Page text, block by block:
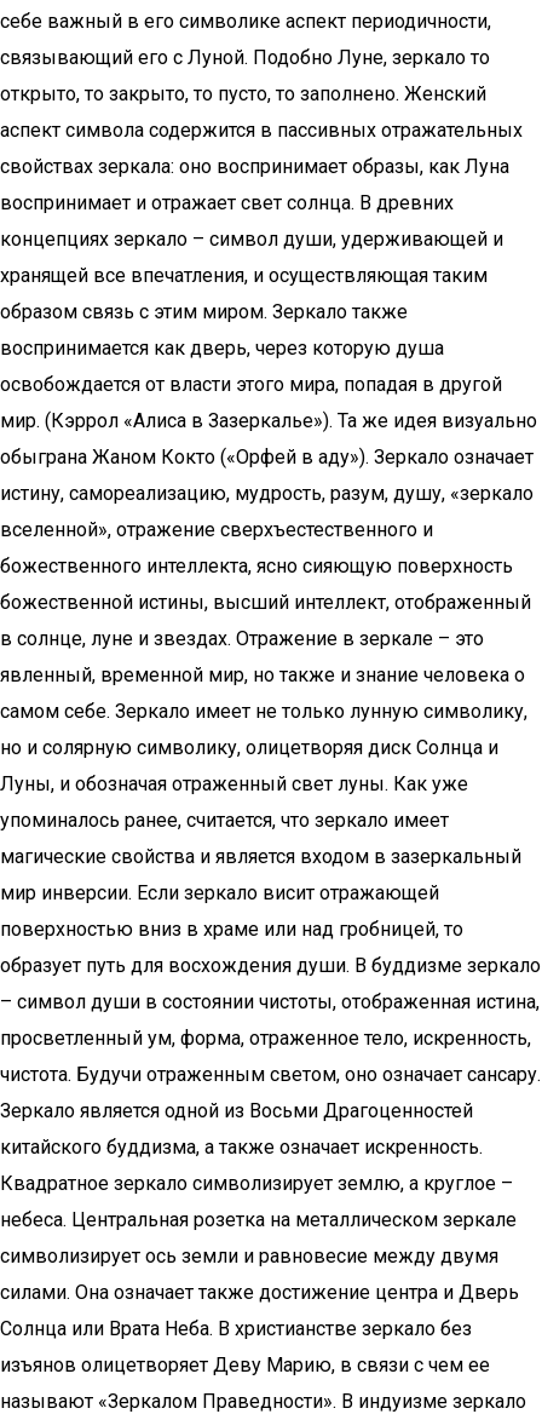
себе важный в его символике аспект периодичности,
связывающий его с Луной. Подобно Луне, зеркало то
открыто, то закрыто, то пусто, то заполнено. Женский
аспект символа содержится в пассивных отражательных
свойствах зеркала: оно воспринимает образы, как Луна
воспринимает и отражает свет солнца. В древних
концепциях зеркало – символ души, удерживающей и
хранящей все впечатления, и осуществляющая таким
образом связь с этим миром. Зеркало также
воспринимается как дверь, через которую душа
освобождается от власти этого мира, попадая в другой
мир. (Кэррол «Алиса в Зазеркалье»). Та же идея визуально
обыграна Жаном Кокто («Орфей в аду»). Зеркало означает
истину, самореализацию, мудрость, разум, душу, «зеркало
вселенной», отражение сверхъестественного и
божественного интеллекта, ясно сияющую поверхность
божественной истины, высший интеллект, отображенный
в солнце, луне и звездах. Отражение в зеркале – это
явленный, временной мир, но также и знание человека о
самом себе. Зеркало имеет не только лунную символику,
но и солярную символику, олицетворяя диск Солнца и
Луны, и обозначая отраженный свет луны. Как уже
упоминалось ранее, считается, что зеркало имеет
магические свойства и является входом в зазеркальный
мир инверсии. Если зеркало висит отражающей
поверхностью вниз в храме или над гробницей, то
образует путь для восхождения души. В буддизме зеркало
– символ души в состоянии чистоты, отображенная истина,
просветленный ум, форма, отраженное тело, искренность,
чистота. Будучи отраженным светом, оно означает сансару.
Зеркало является одной из Восьми Драгоценностей
китайского буддизма, а также означает искренность.
Квадратное зеркало символизирует землю, а круглое –
небеса. Центральная розетка на металлическом зеркале
символизирует ось земли и равновесие между двумя
силами. Она означает также достижение центра и Дверь
Солнца или Врата Неба. В христианстве зеркало без
изъянов олицетворяет Деву Марию, в связи с чем ее
называют «Зеркалом Праведности». В индуизме зеркало